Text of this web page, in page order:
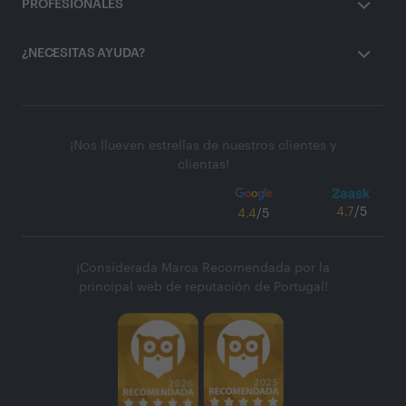
PROFESIONALES
¿NECESITAS AYUDA?
¡Nos llueven estrellas de nuestros clientes y
clientas!
4.4/5 4.7/5
¡Considerada Marca Recomendada por la
principal web de reputación de Portugal!